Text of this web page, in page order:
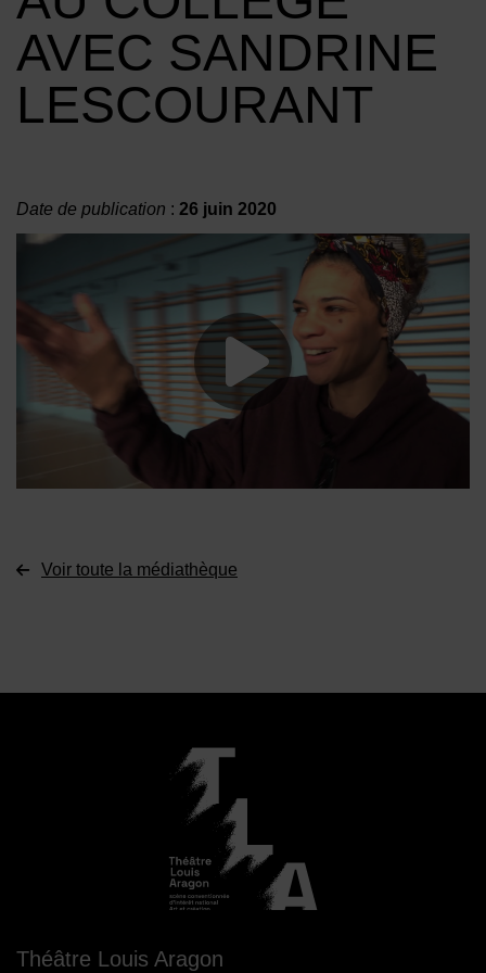
AVEC SANDRINE
LESCOURANT
Date de publication : 26 juin 2020
Lancer la
Voir toute la médiathèque
Théâtre Louis Aragon